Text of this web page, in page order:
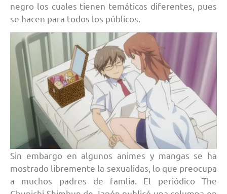
negro los cuales tienen temáticas diferentes, pues
se hacen para todos los públicos.
Sin embargo en algunos animes y mangas se ha
mostrado libremente la sexualidas, lo que preocupa
a muchos padres de famlia. El periódico The